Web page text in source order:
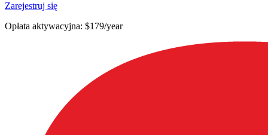
Zarejestruj się
Opłata aktywacyjna: $179/year